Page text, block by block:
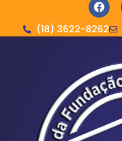
(18) 3622-8262